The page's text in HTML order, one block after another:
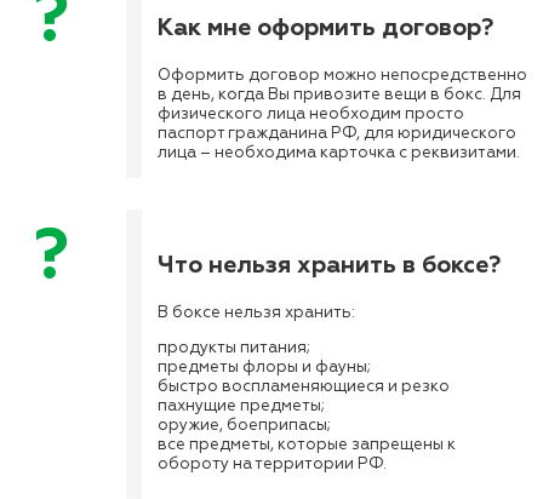
Как мне оформить договор?
Оформить договор можно непосредственно
в день, когда Вы привозите вещи в бокс. Для
физического лица необходим просто
паспорт гражданина РФ, для юридического
лица – необходима карточка с реквизитами.
Что нельзя хранить в боксе?
В боксе нельзя хранить:
продукты питания;
предметы флоры и фауны;
быстро воспламеняющиеся и резко
пахнущие предметы;
оружие, боеприпасы;
все предметы, которые запрещены к
обороту на территории РФ.